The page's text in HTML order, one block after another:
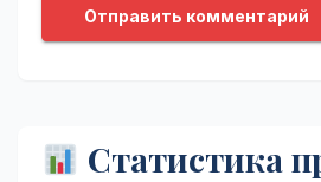
Статистика